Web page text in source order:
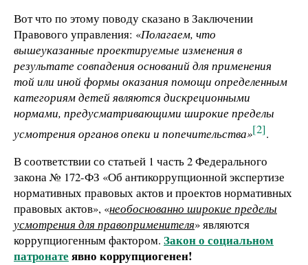
Вот что по этому поводу сказано в Заключении
Правового управления: «Полагаем, что
вышеуказанные проектируемые изменения в
результате совпадения оснований для применения
той или иной формы оказания помощи определенным
категориям детей являются дискреционными
нормами, предусматривающими широкие пределы
усмотрения органов опеки и попечительства»[2].
В соответствии со статьей 1 часть 2 Федерального
закона № 172-ФЗ «Об антикоррупционной экспертизе
нормативных правовых актов и проектов нормативных
правовых актов», «необоснованно широкие пределы
усмотрения для правоприменителя» являются
коррупциогенным фактором. Закон о социальном
патронате явно коррупциогенен!